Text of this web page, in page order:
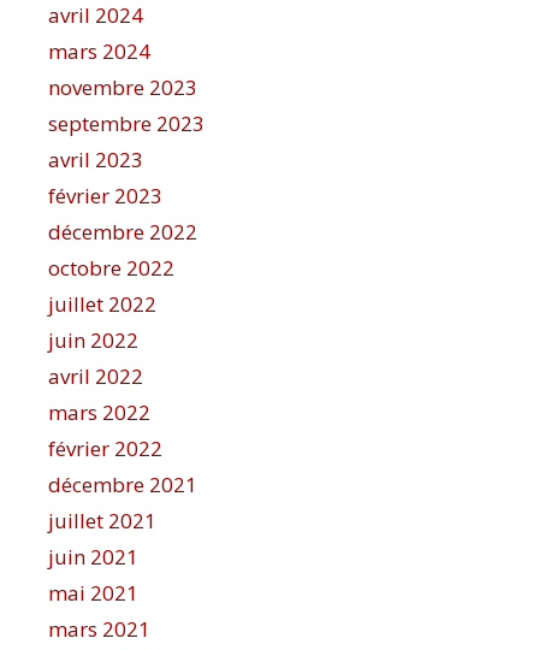
avril 2024
mars 2024
novembre 2023
septembre 2023
avril 2023
février 2023
décembre 2022
octobre 2022
juillet 2022
juin 2022
avril 2022
mars 2022
février 2022
décembre 2021
juillet 2021
juin 2021
mai 2021
mars 2021